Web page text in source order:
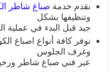
نقدم خدمة صباغ شاطر
وتنظيفها بشكل
جيد قبل البدء في عملية
نوفر كافة أنواع اصباغ
وغرف الجلوس
عبر فني صباغ شاطر